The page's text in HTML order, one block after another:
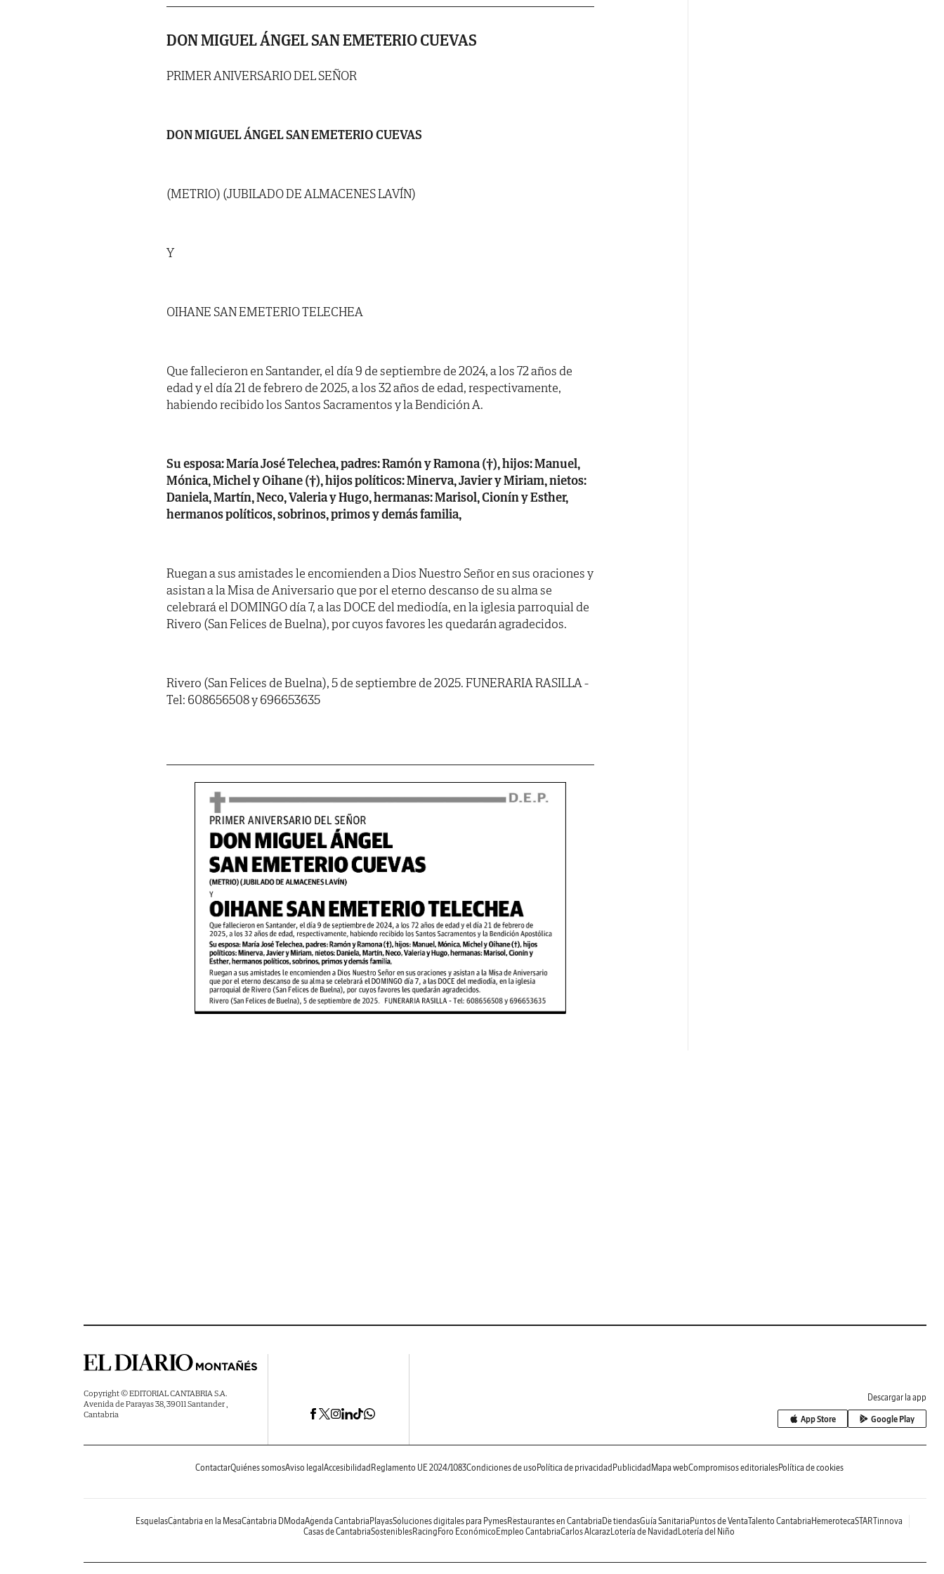
DON MIGUEL ÁNGEL SAN EMETERIO CUEVAS
PRIMER ANIVERSARIO DEL SEÑOR
DON MIGUEL ÁNGEL SAN EMETERIO CUEVAS
(METRIO) (JUBILADO DE ALMACENES LAVÍN)
Y
OIHANE SAN EMETERIO TELECHEA
Que fallecieron en Santander, el día 9 de septiembre de 2024, a los 72 años de
edad y el día 21 de febrero de 2025, a los 32 años de edad, respectivamente,
habiendo recibido los Santos Sacramentos y la Bendición A.
Su esposa: María José Telechea, padres: Ramón y Ramona (†), hijos: Manuel,
Mónica, Michel y Oihane (†), hijos políticos: Minerva, Javier y Miriam, nietos:
Daniela, Martín, Neco, Valeria y Hugo, hermanas: Marisol, Cionín y Esther,
hermanos políticos, sobrinos, primos y demás familia,
Ruegan a sus amistades le encomienden a Dios Nuestro Señor en sus oraciones y
asistan a la Misa de Aniversario que por el eterno descanso de su alma se
celebrará el DOMINGO día 7, a las DOCE del mediodía, en la iglesia parroquial de
Rivero (San Felices de Buelna), por cuyos favores les quedarán agradecidos.
Rivero (San Felices de Buelna), 5 de septiembre de 2025. FUNERARIA RASILLA -
Tel: 608656508 y 696653635
Copyright © EDITORIAL CANTABRIA S.A.
Avenida de Parayas 38, 39011 Santander ,
Cantabria
Descargar la app
App Store Google Play
ContactarQuiénes somosAviso legal Accesibilidad Reglamento UE 2024/1083Condiciones de uso Política de privacidad Publicidad Mapa webCompromisos editorialesPolítica de cookies
EsquelasCantabria en la MesaCantabria DModaAgenda Cantabria PlayasSoluciones digitales para PymesRestaurantes en Cantabria De tiendasGuía Sanitaria Puntos de VentaTalento Cantabria HemerotecaSTARTinnova
Casas de CantabriaSosteniblesRacing Foro Económico Empleo CantabriaCarlos AlcarazLotería de Navidad Lotería del Niño